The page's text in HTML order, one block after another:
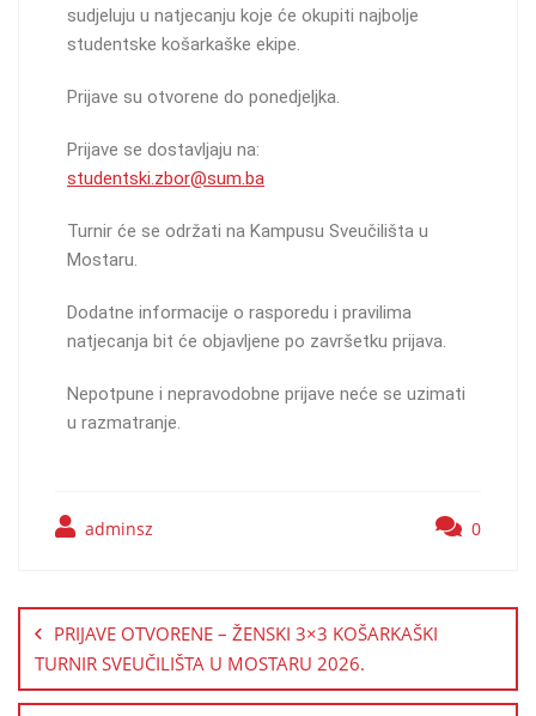
sudjeluju u natjecanju koje će okupiti najbolje
studentske košarkaške ekipe.
Prijave su otvorene do ponedjeljka.
Prijave se dostavljaju na:
studentski.zbor@sum.ba
Turnir će se održati na Kampusu Sveučilišta u
Mostaru.
Dodatne informacije o rasporedu i pravilima
natjecanja bit će objavljene po završetku prijava.
Nepotpune i nepravodobne prijave neće se uzimati
u razmatranje.
adminsz 0
PRIJAVE OTVORENE – ŽENSKI 3×3 KOŠARKAŠKI
TURNIR SVEUČILIŠTA U MOSTARU 2026.